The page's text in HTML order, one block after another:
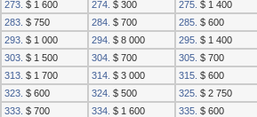
273. $ 1 600 274. $ 300 275. $ 1 400
283. $ 750 284. $ 700 285. $ 600
293. $ 1 000 294. $ 8 000 295. $ 1 400
303. $ 1 500 304. $ 700 305. $ 700
313. $ 1 700 314. $ 3 000 315. $ 600
323. $ 600 324. $ 500 325. $ 2 750
333. $ 700 334. $ 1 600 335. $ 600